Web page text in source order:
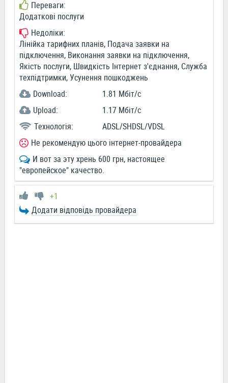
Переваги:
Додаткові послуги
Недоліки:
Лінійка тарифних планів, Подача заявки на
підключення, Виконання заявки на підключення,
Якість послуги, Швидкість Інтернет з'єднання, Служба
техпідтримки, Усунення пошкоджень
Download:
1.81 Мбіт/c
Upload:
1.17 Мбіт/c
Технологія:
ADSL/SHDSL/VDSL
Не рекомендую цього інтернет-провайдера
И вот за эту хрень 600 грн, настоящее
"европейское" качество.
+1
Додати відповідь провайдера